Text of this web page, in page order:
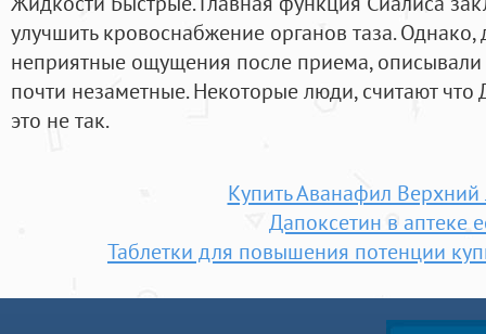
улучшить кровоснабжение органов таза. Однако,
неприятные ощущения после приема,
почти незаметные. Некоторые люди, считают
это не так.
Купить Аванафил
Дапоксетин в аптеке
Таблетки для повышения потенции